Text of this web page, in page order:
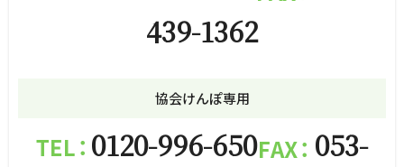
439-1362
協会けんぽ専用
0120-996-650
053-